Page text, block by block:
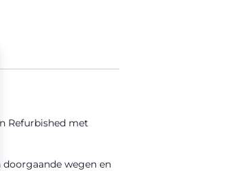
Refurbished met
wegen en